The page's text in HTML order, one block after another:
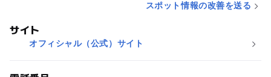
スポット情報の改善を送る
サイト
オフィシャル（公式）サイト